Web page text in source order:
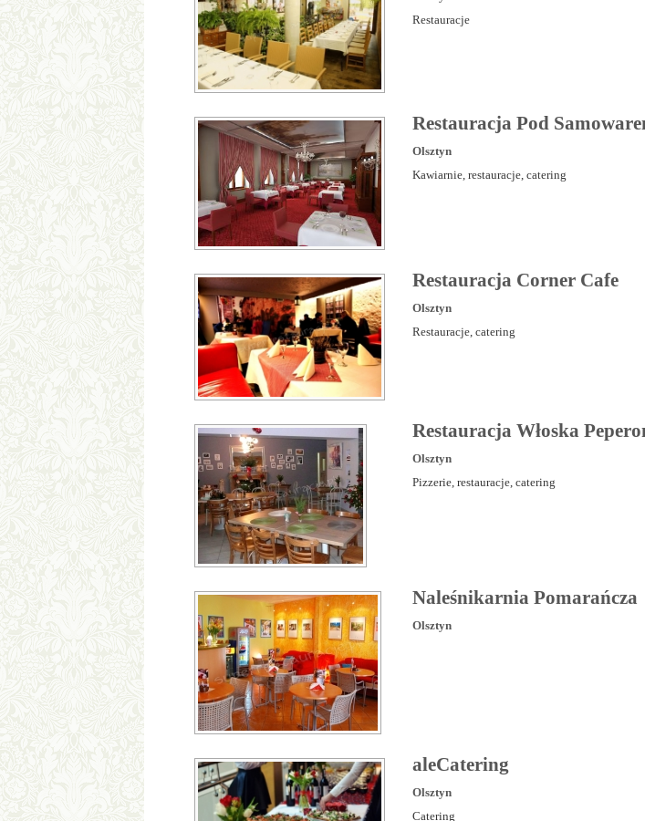
Restauracje
Restauracja Pod
Olsztyn
Kawiarnie, restauracje, catering
Restauracja Corner Cafe
Olsztyn
Restauracje, catering
Restauracja Włoska
Olsztyn
Pizzerie, restauracje, catering
Naleśnikarnia Pomarańcza
Olsztyn
aleCatering
Olsztyn
Catering